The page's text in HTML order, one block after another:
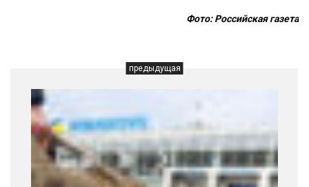
Фото: Российская газета
предыдущая